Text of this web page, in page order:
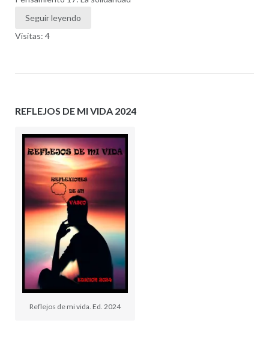
Seguir leyendo
Visitas: 4
REFLEJOS DE MI VIDA 2024
Reflejos de mi vida. Ed. 2024